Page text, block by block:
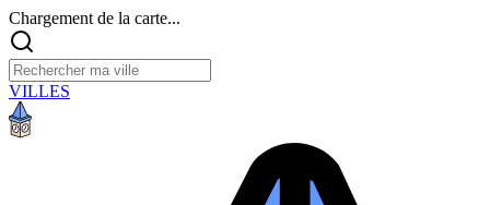
Chargement de la carte...
VILLES